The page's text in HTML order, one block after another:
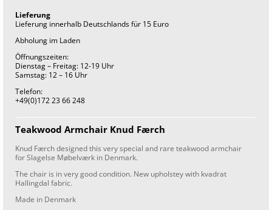
Lieferung
Lieferung innerhalb Deutschlands für 15 Euro
Abholung im Laden
Öffnungszeiten:
Dienstag – Freitag: 12-19 Uhr
Samstag: 12 – 16 Uhr
Telefon:
+49(0)172 23 66 248
Teakwood Armchair Knud Færch
Knud Færch designed this very special and rare teakwood armchair
for Slagelse Møbelværk in Denmark.
The chair is in very good condition. New upholstey with kvadrat
Hallingdal fabric.
Made in Denmark